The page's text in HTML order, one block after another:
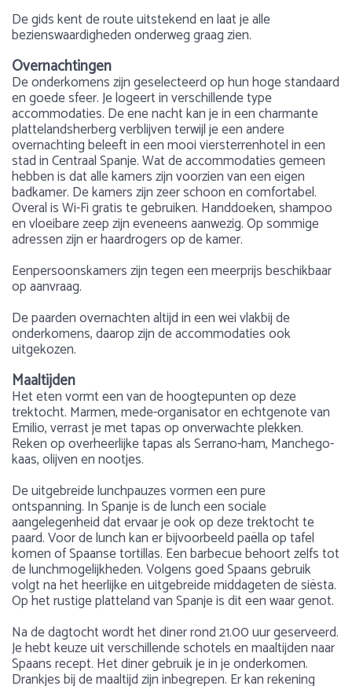
De gids kent de route uitstekend en laat je alle
bezienswaardigheden onderweg graag zien.
Overnachtingen
De onderkomens zijn geselecteerd op hun hoge standaard
en goede sfeer. Je logeert in verschillende type
accommodaties. De ene nacht kan je in een charmante
plattelandsherberg verblijven terwijl je een andere
overnachting beleeft in een mooi viersterrenhotel in een
stad in Centraal Spanje. Wat de accommodaties gemeen
hebben is dat alle kamers zijn voorzien van een eigen
badkamer. De kamers zijn zeer schoon en comfortabel.
Overal is Wi-Fi gratis te gebruiken. Handdoeken, shampoo
en vloeibare zeep zijn eveneens aanwezig. Op sommige
adressen zijn er haardrogers op de kamer.
Eenpersoonskamers zijn tegen een meerprijs beschikbaar
op aanvraag.
De paarden overnachten altijd in een wei vlakbij de
onderkomens, daarop zijn de accommodaties ook
uitgekozen.
Maaltijden
Het eten vormt een van de hoogtepunten op deze
trektocht. Marmen, mede-organisator en echtgenote van
Emilio, verrast je met tapas op onverwachte plekken.
Reken op overheerlijke tapas als Serrano-ham, Manchego-
kaas, olijven en nootjes.
De uitgebreide lunchpauzes vormen een pure
ontspanning. In Spanje is de lunch een sociale
aangelegenheid dat ervaar je ook op deze trektocht te
paard. Voor de lunch kan er bijvoorbeeld paëlla op tafel
komen of Spaanse tortillas. Een barbecue behoort zelfs tot
de lunchmogelijkheden. Volgens goed Spaans gebruik
volgt na het heerlijke en uitgebreide middageten de siësta.
Op het rustige platteland van Spanje is dit een waar genot.
Na de dagtocht wordt het diner rond 21.00 uur geserveerd.
Je hebt keuze uit verschillende schotels en maaltijden naar
Spaans recept. Het diner gebruik je in je onderkomen.
Drankjes bij de maaltijd zijn inbegrepen. Er kan rekening